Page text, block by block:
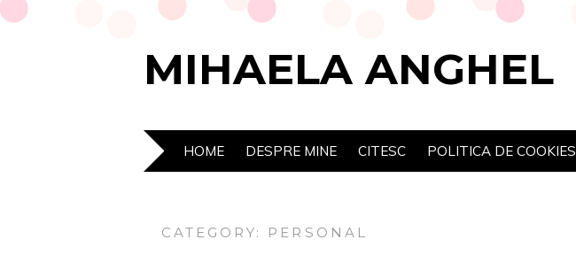
MIHAELA ANGHEL
HOME DESPRE MINE CITESC POLITICA DE COOKIES
CATEGORY: PERSONAL